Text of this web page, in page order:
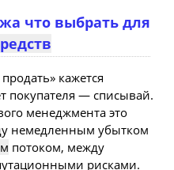
что выбрать для
кажется
покупателя — списывай.
менеджмента это
немедленным убытком
потоком, между
рисками.